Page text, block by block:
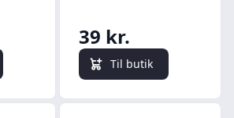
39 kr.
Til butik